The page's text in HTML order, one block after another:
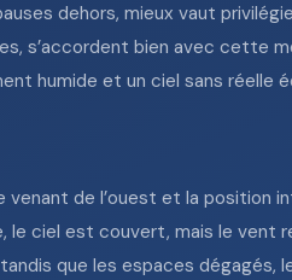
dehors, mieux vaut
s’accordent bien avec cette
humide et un ciel sans réelle
de l’ouest et la position
le ciel est couvert, mais le vent
que les espaces dégagés,